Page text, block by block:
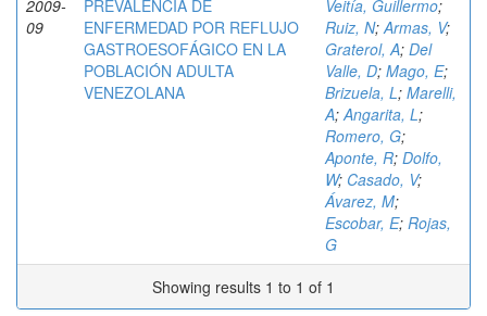
2009-
09
PREVALENCIA DE
ENFERMEDAD POR REFLUJO
GASTROESOFÁGICO EN LA
POBLACIÓN ADULTA
VENEZOLANA
Veitía, Guillermo;
Ruiz, N;Armas, V;
Graterol, A; Del
Valle, D; Mago, E;
Brizuela, L; Marelli,
A;Angarita, L;
Romero, G;
Aponte, R; Dolfo,
W; Casado, V;
Ávarez, M;
Escobar, E; Rojas,
G
Showing results 1 to 1 of 1